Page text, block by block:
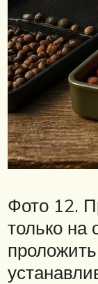
Фото 12.
только на